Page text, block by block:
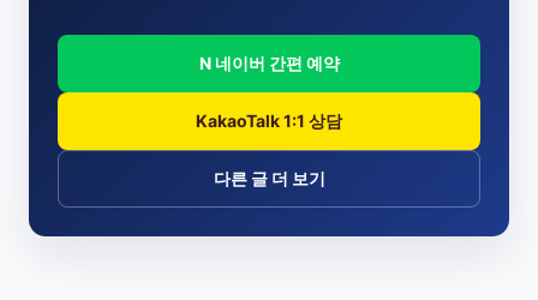
N 네이버 간편 예약
KakaoTalk 1:1 상담
다른 글 더 보기